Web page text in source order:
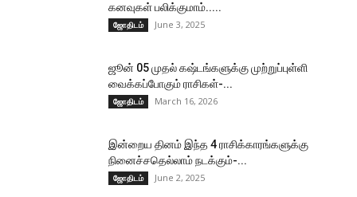
கனவுகள் பலிக்குமாம்.....
ஜோதிடம் June 3, 2025
ஜூன் 05 முதல் கஷ்டங்களுக்கு முற்றுப்புள்ளி
வைக்கப்போகும் ராசிகள்-...
ஜோதிடம் March 16, 2026
இன்றைய தினம் இந்த 4 ராசிக்காரங்களுக்கு
நினைச்சதெல்லாம் நடக்கும்-...
ஜோதிடம் June 2, 2025